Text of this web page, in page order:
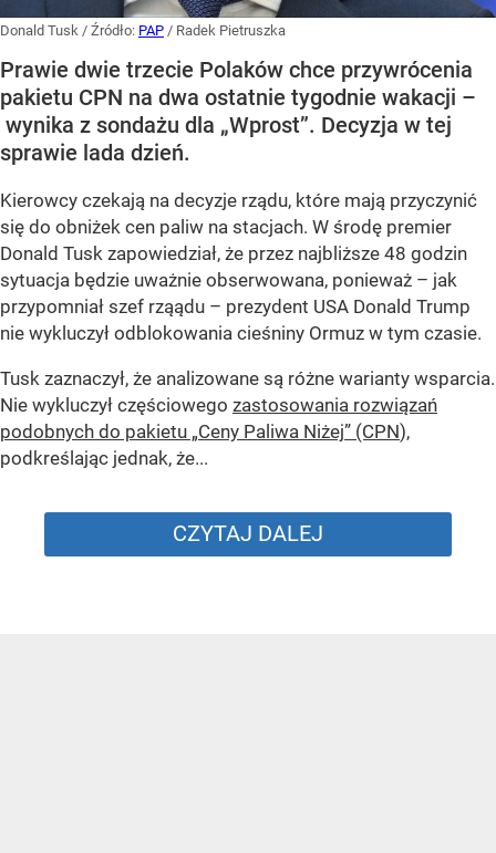
Donald Tusk / Źródło: PAP / Radek Pietruszka
Prawie dwie trzecie Polaków chce przywrócenia
pakietu CPN na dwa ostatnie tygodnie wakacji –
wynika z sondażu dla „Wprost”. Decyzja w tej
sprawie lada dzień.
Kierowcy czekają na decyzje rządu, które mają przyczynić
się do obniżek cen paliw na stacjach. W środę premier
Donald Tusk zapowiedział, że przez najbliższe 48 godzin
sytuacja będzie uważnie obserwowana, ponieważ – jak
przypomniał szef rząądu – prezydent USA Donald Trump
nie wykluczył odblokowania cieśniny Ormuz w tym czasie.
Tusk zaznaczył, że analizowane są różne warianty wsparcia.
Nie wykluczył częściowego zastosowania rozwiązań
podobnych do pakietu „Ceny Paliwa Niżej” (CPN),
podkreślając jednak, że...
CZYTAJ DALEJ